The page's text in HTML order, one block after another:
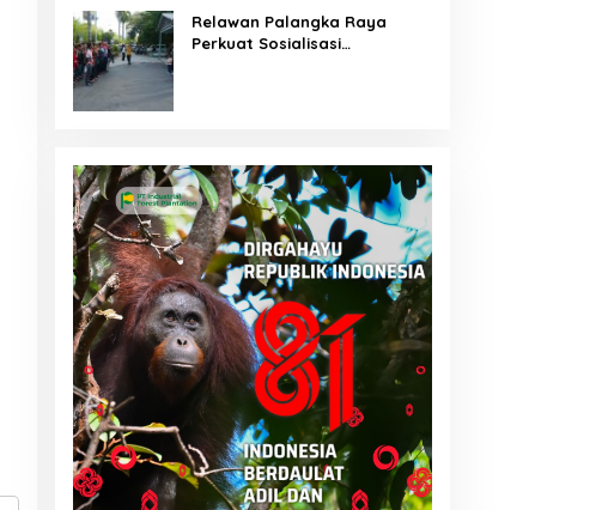
Relawan Palangka Raya
Perkuat Sosialisasi